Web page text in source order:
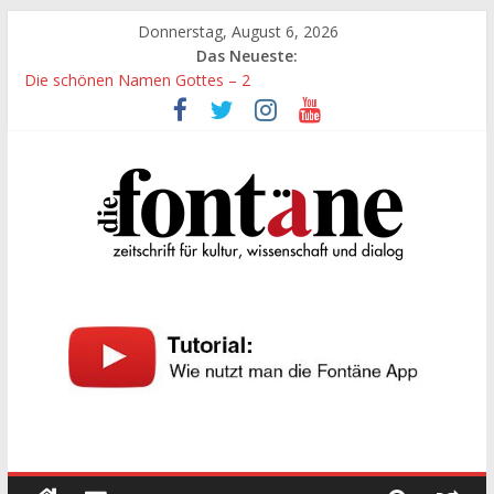
springen
Donnerstag, August 6, 2026
Das Neueste:
Die schönen Namen Gottes – 2
Werte, denen größte Sorgfalt entgegengebracht werden muss
Die schönen Namen Gottes
„Kind“ seiner Zeit sein
Die
Fontäne
kultur,